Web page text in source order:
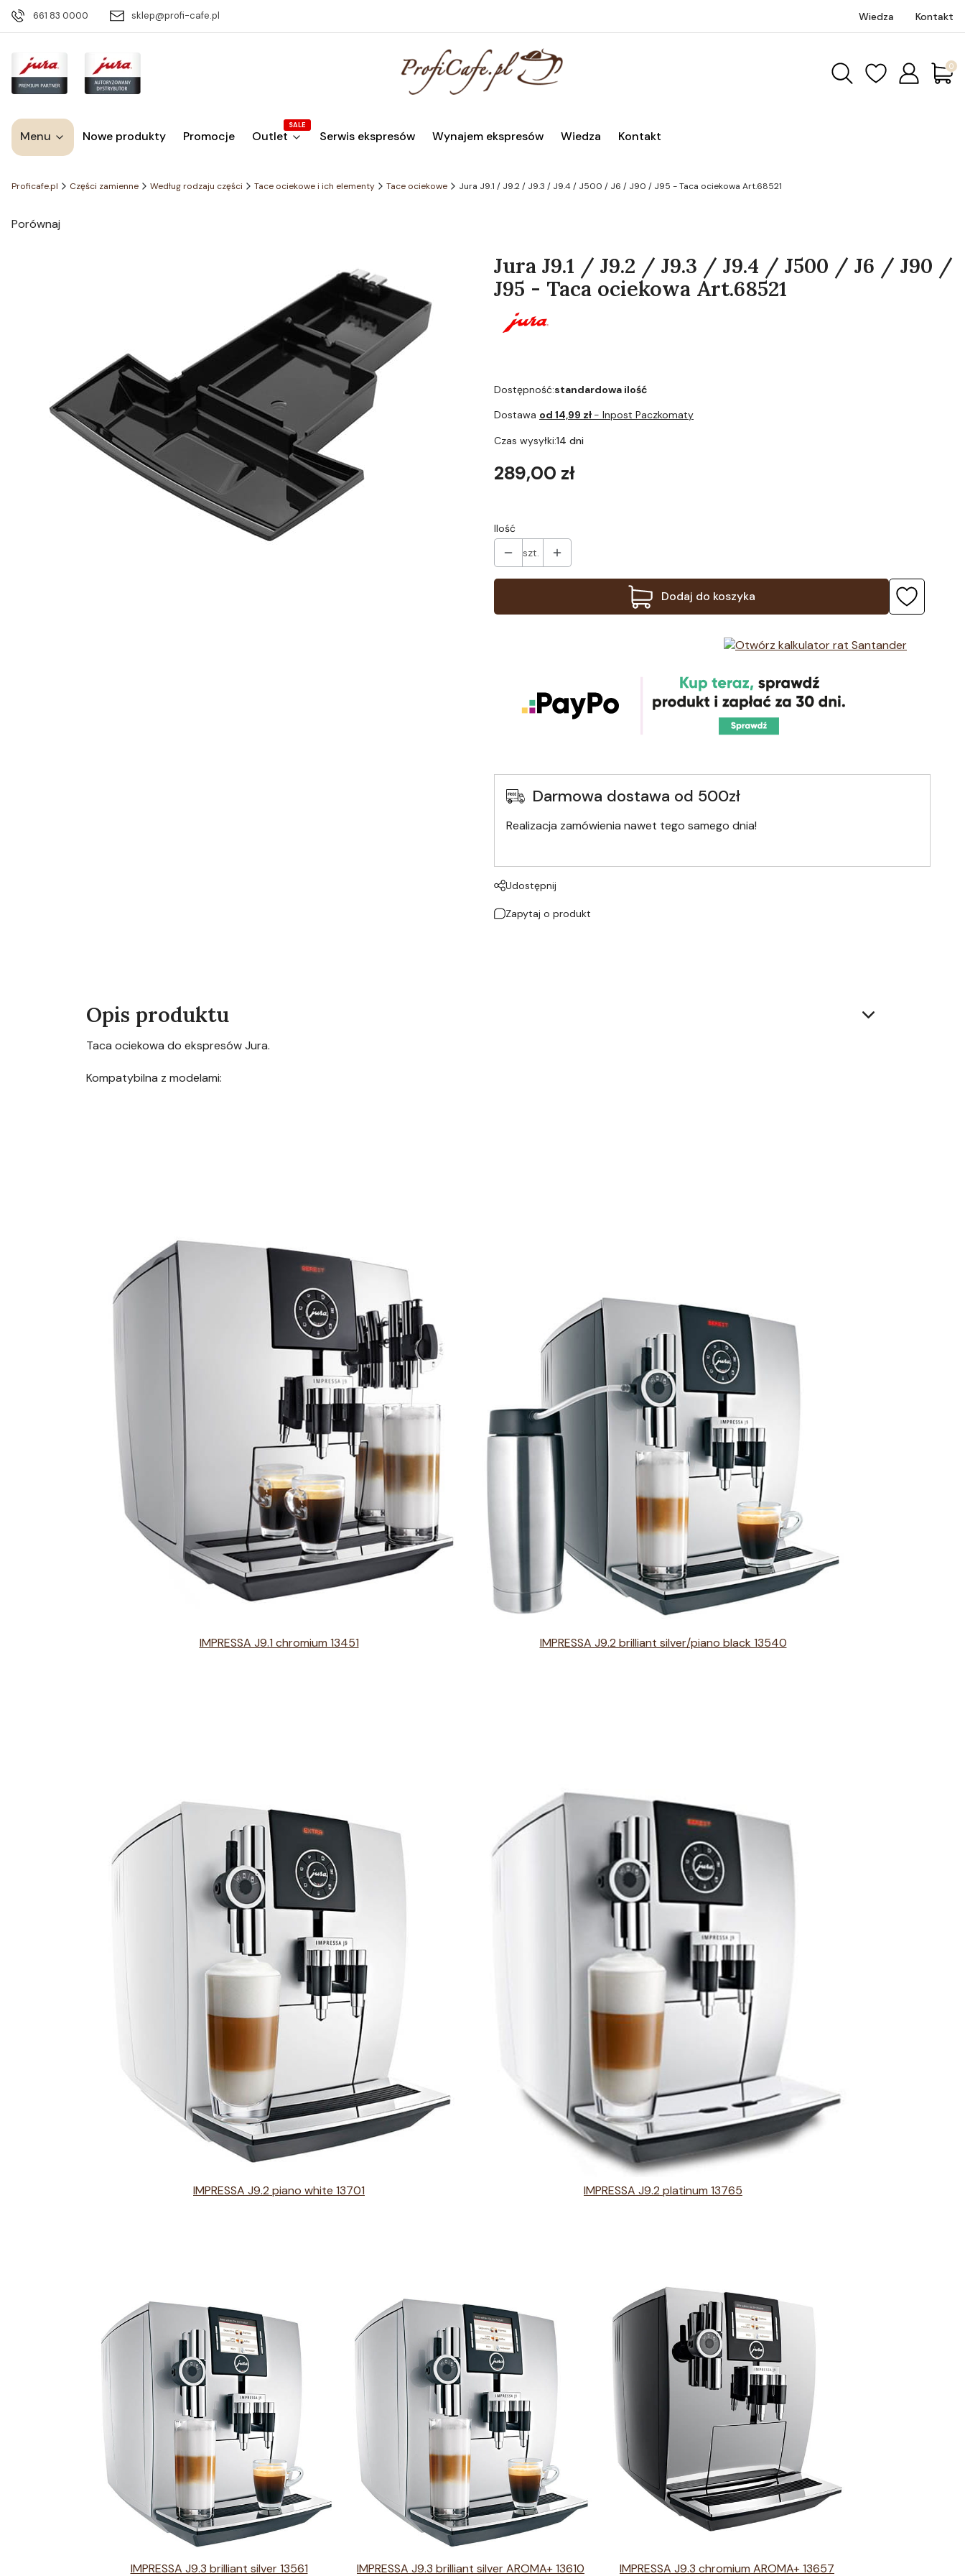
661 83 0000 sklep@profi-cafe.pl Wiedza Kontakt
Menu Nowe produkty Promocje Outlet
SALE
Serwis ekspresów Wynajem ekspresów Wiedza Kontakt
Proficafe.pl Części zamienne Według rodzaju części Tace ociekowe i ich elementy Tace ociekowe Jura J9.1 / J9.2 / J9.3 / J9.4 / J500 / J6 / J90 / J95 - Taca ociekowa Art.68521
Porównaj
Jura J9.1 / J9.2 / J9.3 / J9.4 / J500 / J6 / J90 /
J95 - Taca ociekowa Art.68521
Dostępność:standardowa ilość
Dostawa od 14,99 zł - Inpost Paczkomaty
Czas wysyłki:14 dni
Cena
289,00 zł
Ilość
szt.
Dodaj do koszyka
Darmowa dostawa od 500zł
Realizacja zamówienia nawet tego samego dnia!
Udostępnij
Zapytaj o produkt
Opis produktu
Taca ociekowa do ekspresów Jura.
Kompatybilna z modelami:
IMPRESSA J9.1 chromium 13451 IMPRESSA J9.2 brilliant silver/piano black 13540
IMPRESSA J9.2 piano white 13701 IMPRESSA J9.2 platinum 13765
IMPRESSA J9.3 brilliant silver 13561 IMPRESSA J9.3 brilliant silver AROMA+ 13610 IMPRESSA J9.3 chromium AROMA+ 13657